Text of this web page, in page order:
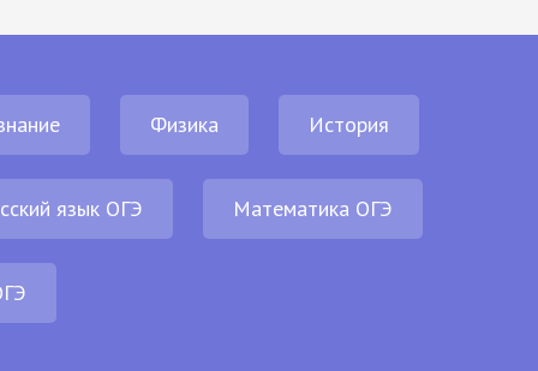
Физика История
язык ОГЭ Математика ОГЭ